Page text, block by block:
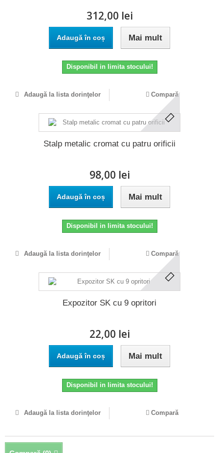
312,00 lei
Adaugă în coș Mai mult
Disponibil in limita stocului!
Adaugă la lista dorinţelor Compară
Stalp metalic cromat cu patru orificii
98,00 lei
Adaugă în coș Mai mult
Disponibil in limita stocului!
Adaugă la lista dorinţelor Compară
Expozitor SK cu 9 opritori
22,00 lei
Adaugă în coș Mai mult
Disponibil in limita stocului!
Adaugă la lista dorinţelor Compară